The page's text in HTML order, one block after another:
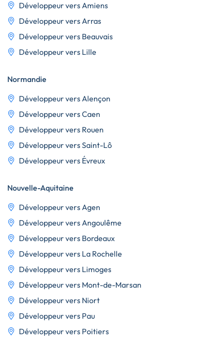
Développeur vers Amiens
Développeur vers Arras
Développeur vers Beauvais
Développeur vers Lille
Normandie
Développeur vers Alençon
Développeur vers Caen
Développeur vers Rouen
Développeur vers Saint-Lô
Développeur vers Évreux
Nouvelle-Aquitaine
Développeur vers Agen
Développeur vers Angoulême
Développeur vers Bordeaux
Développeur vers La Rochelle
Développeur vers Limoges
Développeur vers Mont-de-Marsan
Développeur vers Niort
Développeur vers Pau
Développeur vers Poitiers